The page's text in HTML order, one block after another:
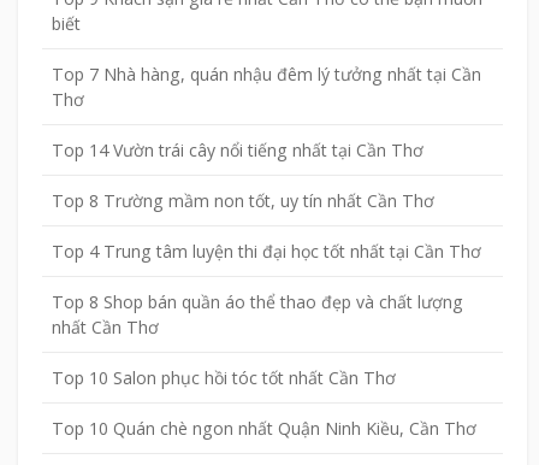
biết
Top 7 Nhà hàng, quán nhậu đêm lý tưởng nhất tại Cần
Thơ
Top 14 Vườn trái cây nổi tiếng nhất tại Cần Thơ
Top 8 Trường mầm non tốt, uy tín nhất Cần Thơ
Top 4 Trung tâm luyện thi đại học tốt nhất tại Cần Thơ
Top 8 Shop bán quần áo thể thao đẹp và chất lượng
nhất Cần Thơ
Top 10 Salon phục hồi tóc tốt nhất Cần Thơ
Top 10 Quán chè ngon nhất Quận Ninh Kiều, Cần Thơ